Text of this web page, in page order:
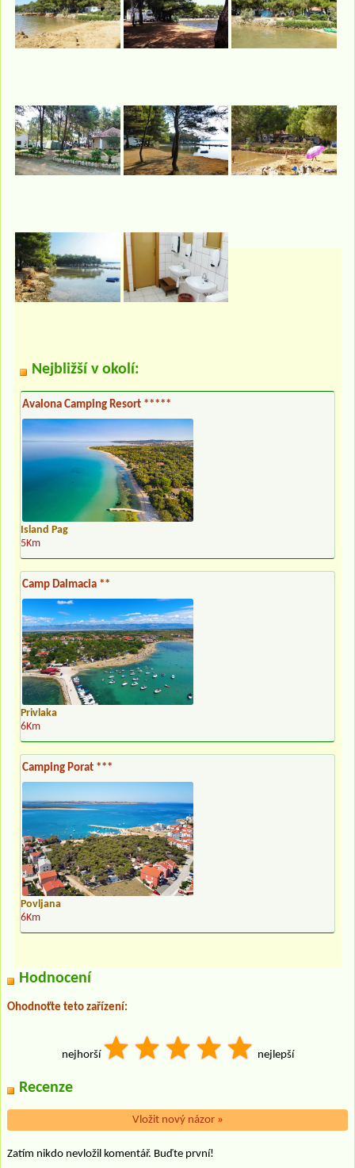
Nejbližší v okolí:
Avalona Camping Resort *****
Island Pag
5Km
Camp Dalmacia **
Privlaka
6Km
Camping Porat ***
Povljana
6Km
Hodnocení
Ohodnoťte teto zařízení:
nejhorší nejlepší
Recenze
Vložit nový názor »
Zatím nikdo nevložil komentář. Buďte první!